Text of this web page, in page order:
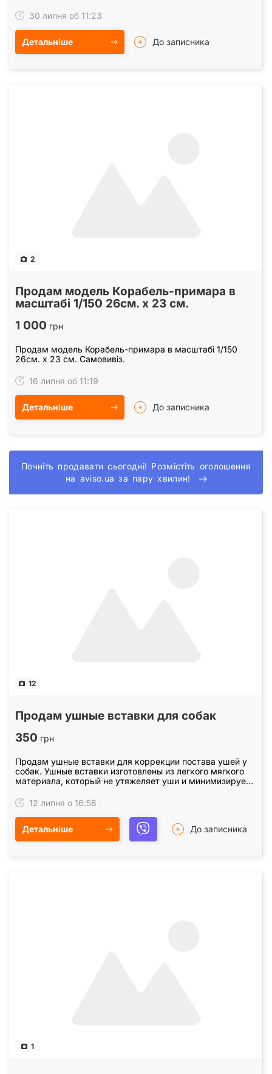
30 липня об 11:23
Детальніше До записника
2
Продам модель Корабель-примара в
масштабі 1/150 26см. х 23 см.
1 000 грн
Продам модель Корабель-примара в масштабі 1/150
26см. х 23 см. Самовивіз.
16 липня об 11:19
Детальніше До записника
Почніть продавати сьогодні! Розмістіть оголошення
на aviso.ua за пару хвилин!
12
Продам ушные вставки для собак
350 грн
Продам ушные вставки для коррекции постава ушей у
собак. Ушные вставки изготовлены из легкого мягкого
материала, который не утяжеляет уши и минимизирует
12 липня о 16:58
Детальніше До записника
1